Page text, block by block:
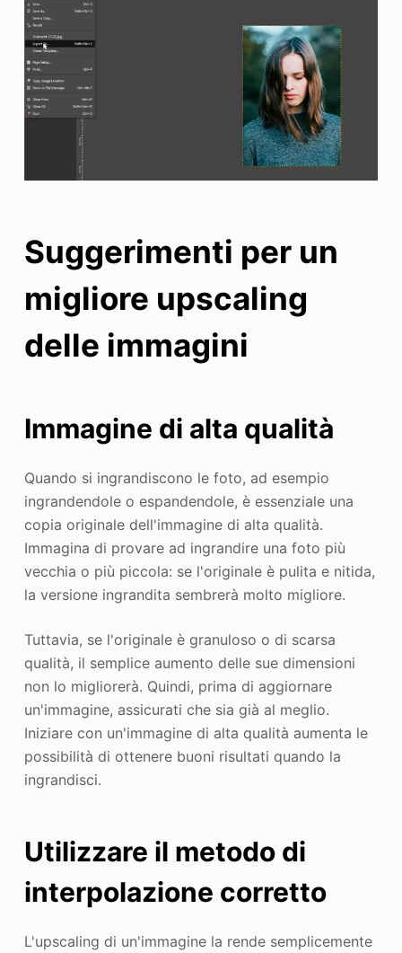
Suggerimenti per un
migliore upscaling
delle immagini
Immagine di alta qualità
Quando si ingrandiscono le foto, ad esempio
ingrandendole o espandendole, è essenziale una
copia originale dell'immagine di alta qualità.
Immagina di provare ad ingrandire una foto più
vecchia o più piccola: se l'originale è pulita e nitida,
la versione ingrandita sembrerà molto migliore.
Tuttavia, se l'originale è granuloso o di scarsa
qualità, il semplice aumento delle sue dimensioni
non lo migliorerà. Quindi, prima di aggiornare
un'immagine, assicurati che sia già al meglio.
Iniziare con un'immagine di alta qualità aumenta le
possibilità di ottenere buoni risultati quando la
ingrandisci.
Utilizzare il metodo di
interpolazione corretto
L'upscaling di un'immagine la rende semplicemente